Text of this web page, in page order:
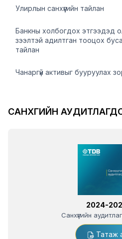
Улирлын санхүүгийн тайлан
Банкны холбогдох этгээдэд
зээлтэй адилтган тооцох
тайлан
Чанаргүй активыг бууруулах
САНХҮҮГИЙН
2024-
Санхүүгийн
Татаж